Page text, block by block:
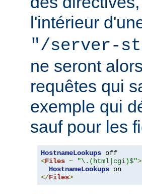
l'intérieur
"/server-
ne seront
requêtes qui
exemple qui
sauf pour les
HostnameLookups
<Files ~ "\.(html|cgi)$">
HostnameLookups
</Files>